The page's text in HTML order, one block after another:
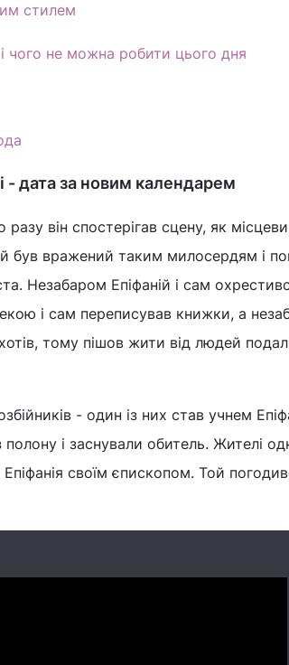
стилем
чого не можна робити цього дня
- дата за новим календарем
разу він спостерігав сцену, як
був вражений таким милосердям і
Незабаром Епіфаній і сам
і сам переписував книжки, а
тому пішов жити від людей
- один із них став учнем
і заснували обитель. Жителі
своїм єпископом. Той